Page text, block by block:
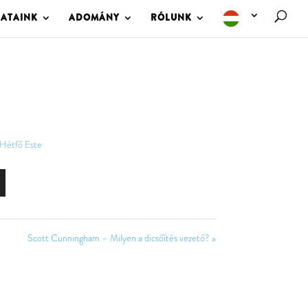
ADOMÁNY RÓLUNK
Hétfő Este
Scott Cunningham – Milyen a dicsőítés vezető? »